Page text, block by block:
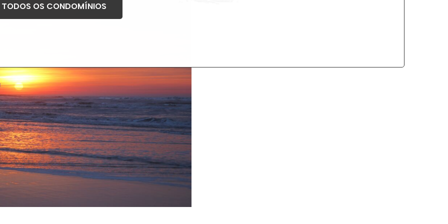
TODOS OS CONDOMÍNIOS